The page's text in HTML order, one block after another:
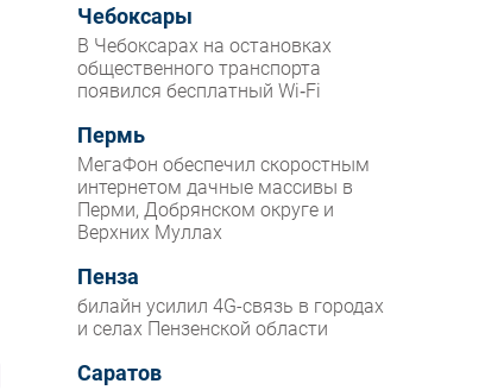
Чебоксары
В Чебоксарах на остановках
общественного транспорта
появился бесплатный Wi‑Fi
Пермь
МегаФон обеспечил скоростным
интернетом дачные массивы в
Перми, Добрянском округе и
Верхних Муллах
Пенза
билайн усилил 4G-связь в городах
и селах Пензенской области
Саратов